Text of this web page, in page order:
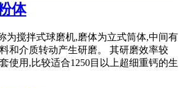
体
为搅拌式球磨机,磨体为立式筒体,中间有
和介质转动产生研磨。 其研磨效率较
使用,比较适合1250目以上超细重钙的生